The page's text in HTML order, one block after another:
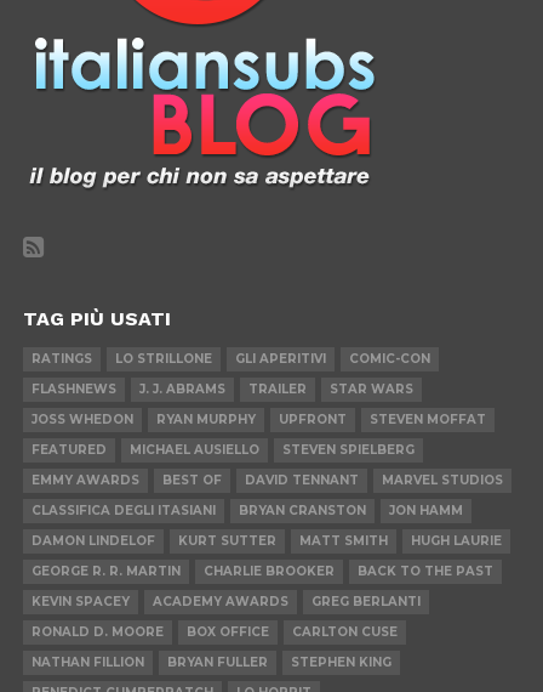
TAG PIÙ USATI
RATINGS LO STRILLONE GLI APERITIVI
COMIC-CON
FLASHNEWS
J. J. ABRAMS TRAILER
STAR WARS
JOSS WHEDON
RYAN MURPHY UPFRONT
STEVEN MOFFAT
FEATURED
MICHAEL AUSIELLO
STEVEN SPIELBERG
EMMY AWARDS
BEST OF DAVID TENNANT
MARVEL STUDIOS
CLASSIFICA DEGLI ITASIANI
BRYAN CRANSTON
JON HAMM
DAMON LINDELOF
KURT SUTTER MATT SMITH
HUGH LAURIE
GEORGE R. R. MARTIN
CHARLIE BROOKER
BACK TO THE PAST
KEVIN SPACEY
ACADEMY AWARDS
GREG BERLANTI
RONALD D. MOORE
BOX OFFICE
CARLTON CUSE
NATHAN FILLION
BRYAN FULLER
STEPHEN KING